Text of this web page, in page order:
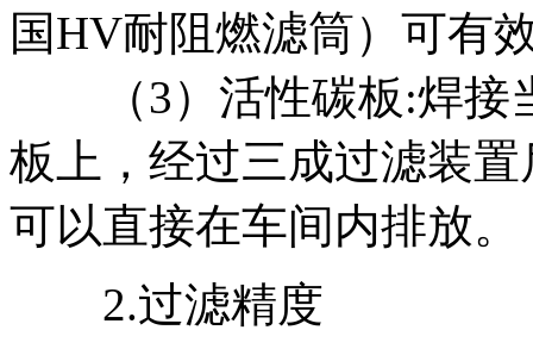
国HV耐阻燃滤筒）可有
（3）活性碳板:焊接
板上，经过三成过滤装
可以直接在车间内排放。
2.过滤精度